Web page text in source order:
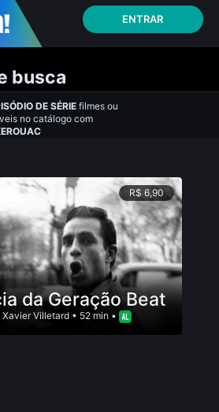
ENTRAR
busca
DE SÉRIE filmes ou
no catálogo com
R$ 6,90
da Geração Beat
Xavier Villetard • 52 min •